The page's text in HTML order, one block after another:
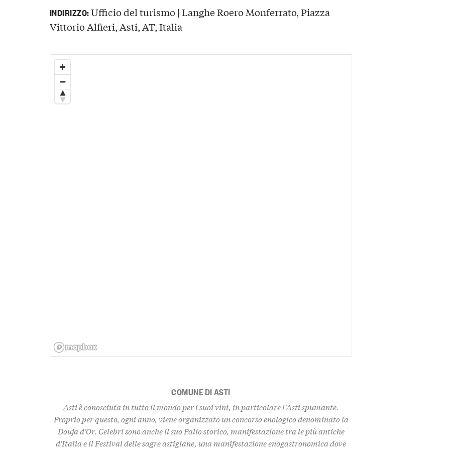
INDIRIZZO:Ufficio del turismo | Langhe Roero Monferrato, Piazza
Vittorio Alfieri, Asti, AT, Italia
COMUNE DI ASTI
Asti è conosciuta in tutto il mondo per i suoi vini, in particolare l'Asti spumante.
Proprio per questo, ogni anno, viene organizzato un concorso enologico denominato la
Douja d'Or. Celebri sono anche il suo Palio storico, manifestazione tra le più antiche
d'Italia e il Festival delle sagre astigiane, una manifestazione enogastronomica dove